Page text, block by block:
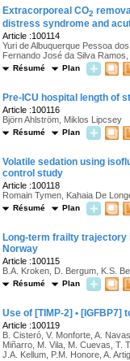
Extracorporeal CO2
distress syndrome and
Article :100114
Yuri de Albuquerque Pessoa
Fernando José da Silva
Résumé Plan
Pre-ICU hospital length of
Article :100116
Björn Ahlström, Miklos Lipcsey
Résumé Plan
Volatile sedation using
control study
Article :100118
Romain Tymen, Kahaia De
Résumé Plan
Long-term frailty
Norway
Article :100115
B.A. Kroken, D. Bergum, K.S.
Résumé Plan
Use of [TIMP-2] •
Article :100119
B. Cisteró, V. Monforte, A.
Miñarro, M. Vila, M. Cuevas, T.
J.A. Kellum, P.M. Honore, A.